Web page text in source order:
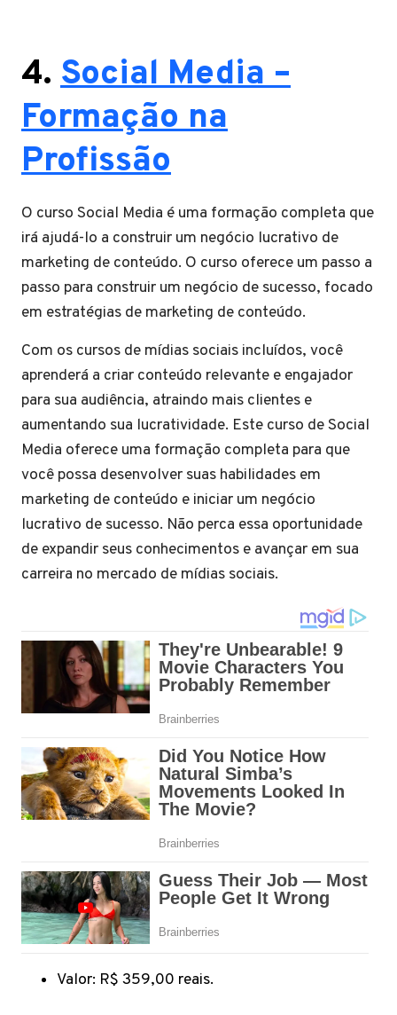
4. Social Media –
Formação na
Profissão
O curso Social Media é uma formação completa que
irá ajudá-lo a construir um negócio lucrativo de
marketing de conteúdo. O curso oferece um passo a
passo para construir um negócio de sucesso, focado
em estratégias de marketing de conteúdo.
Com os cursos de mídias sociais incluídos, você
aprenderá a criar conteúdo relevante e engajador
para sua audiência, atraindo mais clientes e
aumentando sua lucratividade. Este curso de Social
Media oferece uma formação completa para que
você possa desenvolver suas habilidades em
marketing de conteúdo e iniciar um negócio
lucrativo de sucesso. Não perca essa oportunidade
de expandir seus conhecimentos e avançar em sua
carreira no mercado de mídias sociais.
Valor: R$ 359,00 reais.